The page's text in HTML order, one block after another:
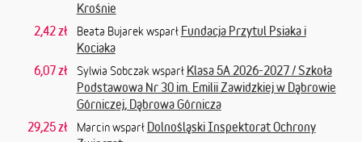
Krośnie
2,42 zł
Beata Bujarek wsparł Fundacja Przytul Psiaka i
Kociaka
6,07 zł
Sylwia Sobczak wsparł Klasa 5A 2026-2027 / Szkoła
Podstawowa Nr 30 im. Emilii Zawidzkiej w Dąbrowie
Górniczej, Dąbrowa Górnicza
29,25 zł
Marcin wsparł Dolnośląski Inspektorat Ochrony